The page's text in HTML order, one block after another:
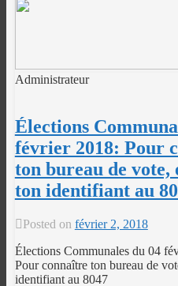
Administrateur
Élections
février 2018: Pour
ton bureau de vote,
ton identifiant au
Posted on février 2, 2018
Élections Communales du 04
Pour connaître ton bureau de
identifiant au 8047